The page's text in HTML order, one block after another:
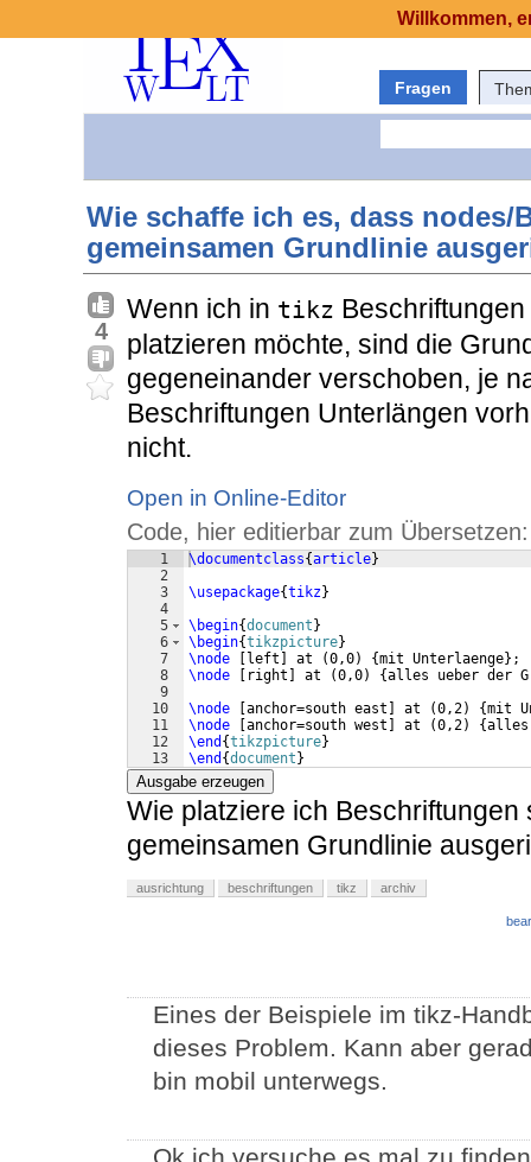
Fragen
Wie schaffe ich es, dass
gemeinsamen Grundlinie
4
Wenn ich in tikz
platzieren möchte, sind die
gegeneinander verschoben, je
Beschriftungen Unterlängen
nicht.
Open in Online-Editor
Code, hier editierbar zum Übersetzen:
1
2
3
4
5
6
7
8
9
10
11
12
13
\documentclass{article}
\usepackage{tikz}
\begin{document }
\begin{tikzpicture}
\node
left at (0,0) {mit Unterlaenge} ;
\node
right at (0,0) {alles ueber der
\node
anchor=south east at (0,2) {mit
\node
anchor=south west at (0,2) {alles
\end {tikzpicture}
\end {document }
Ausgabe erzeugen
Wie platziere ich
gemeinsamen Grundlinie
ausrichtung beschriftungen tikz archiv
Eines der Beispiele im tikz-
dieses Problem. Kann aber
bin mobil unterwegs.
Willkommen,